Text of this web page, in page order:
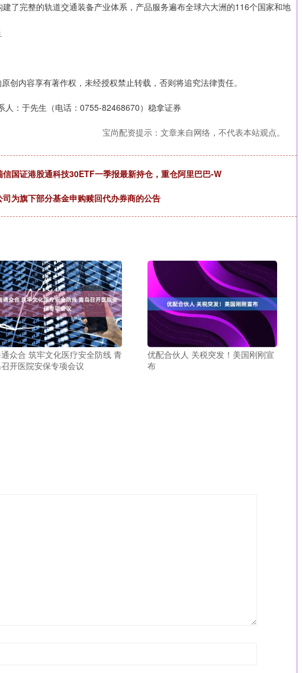
了完整的轨道交通装备产业体系，产品服务遍布全球六大洲的116个国家和地
创内容享有著作权，未经授权禁止转载，否则将追究法律责任。
人：于先生（电话：0755-82468670）稳拿证券
宝尚配资提示：文章来自网络，不代表本站观点。
国证港股通科技30ETF一季报最新持仓，重仓阿里巴巴-W
为旗下部分基金申购赎回代办券商的公告
众合 筑牢文化医疗安全防线 青
开医院安保专项会议
优配合伙人 关税突发！美国刚刚宣
布